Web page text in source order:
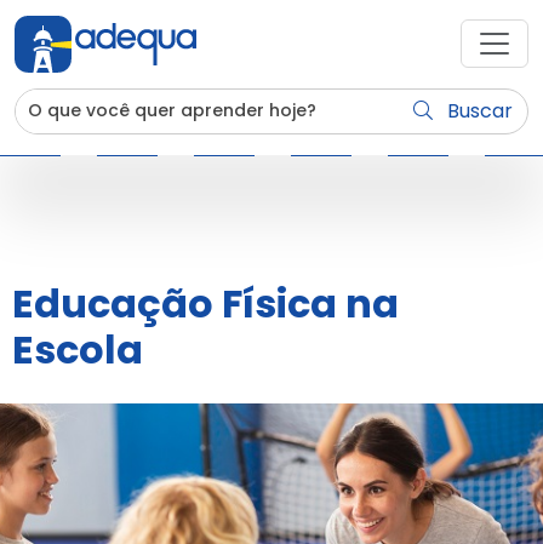
Buscar
Educação Física na
Escola